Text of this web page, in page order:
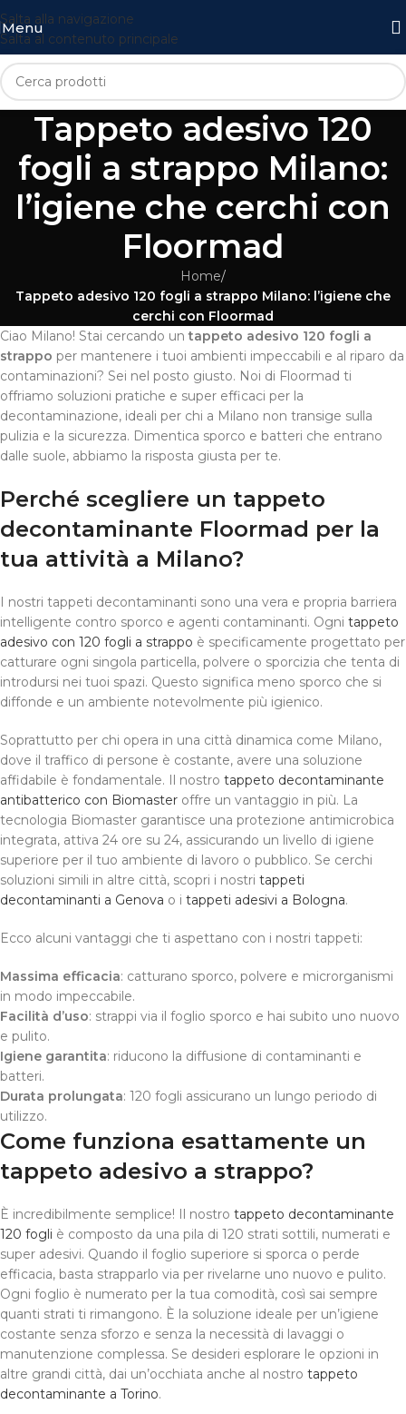
Salta alla navigazione
Salta al contenuto principale
Menu
Tappeto adesivo 120
fogli a strappo Milano:
l’igiene che cerchi con
Floormad
Home/
Tappeto adesivo 120 fogli a strappo Milano: l’igiene che
cerchi con Floormad
Ciao Milano! Stai cercando untappeto adesivo 120 fogli a
strappo per mantenere i tuoi ambienti impeccabili e al riparo da
contaminazioni? Sei nel posto giusto. Noi di Floormad ti
offriamo soluzioni pratiche e super efficaci per la
decontaminazione, ideali per chi a Milano non transige sulla
pulizia e la sicurezza. Dimentica sporco e batteri che entrano
dalle suole, abbiamo la risposta giusta per te.
Perché scegliere un tappeto
decontaminante Floormad per la
tua attività a Milano?
I nostri tappeti decontaminanti sono una vera e propria barriera
intelligente contro sporco e agenti contaminanti. Ogni tappeto
adesivo con 120 fogli a strappo è specificamente progettato per
catturare ogni singola particella, polvere o sporcizia che tenta di
introdursi nei tuoi spazi. Questo significa meno sporco che si
diffonde e un ambiente notevolmente più igienico.
Soprattutto per chi opera in una città dinamica come Milano,
dove il traffico di persone è costante, avere una soluzione
affidabile è fondamentale. Il nostro tappeto decontaminante
antibatterico con Biomaster offre un vantaggio in più. La
tecnologia Biomaster garantisce una protezione antimicrobica
integrata, attiva 24 ore su 24, assicurando un livello di igiene
superiore per il tuo ambiente di lavoro o pubblico. Se cerchi
soluzioni simili in altre città, scopri i nostri tappeti
decontaminanti a Genova o i tappeti adesivi a Bologna.
Ecco alcuni vantaggi che ti aspettano con i nostri tappeti:
Massima efficacia: catturano sporco, polvere e microrganismi
in modo impeccabile.
Facilità d’uso: strappi via il foglio sporco e hai subito uno nuovo
e pulito.
Igiene garantita: riducono la diffusione di contaminanti e
batteri.
Durata prolungata: 120 fogli assicurano un lungo periodo di
utilizzo.
Come funziona esattamente un
tappeto adesivo a strappo?
È incredibilmente semplice! Il nostro tappeto decontaminante
120 fogli è composto da una pila di 120 strati sottili, numerati e
super adesivi. Quando il foglio superiore si sporca o perde
efficacia, basta strapparlo via per rivelarne uno nuovo e pulito.
Ogni foglio è numerato per la tua comodità, così sai sempre
quanti strati ti rimangono. È la soluzione ideale per un’igiene
costante senza sforzo e senza la necessità di lavaggi o
manutenzione complessa. Se desideri esplorare le opzioni in
altre grandi città, dai un’occhiata anche al nostro tappeto
decontaminante a Torino.